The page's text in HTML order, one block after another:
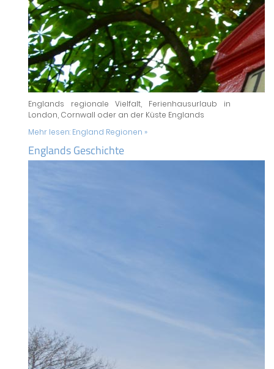
Englands regionale Vielfalt, Ferienhausurlaub in
London, Cornwall oder an der Küste Englands
Mehr lesen: England Regionen »
Englands Geschichte